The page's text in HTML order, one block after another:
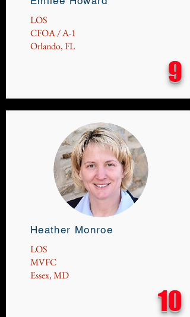
LOS
CFOA / A-1
Orlando, FL
9
Heather Monroe
LOS
MVFC
Essex, MD
10